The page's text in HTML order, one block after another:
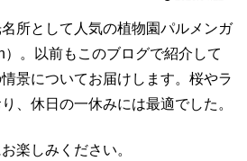
所として人気の植物園パルメンガ
。以前もこのブログで紹介して
景についてお届けします。桜やラ
、休日の一休みには最適でした。
楽しみください。